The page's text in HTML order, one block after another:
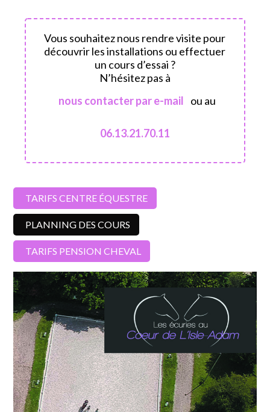
Vous souhaitez nous rendre visite pour
découvrir les installations ou effectuer
un cours d’essai ?
N’hésitez pas à
nous contacter par e-mail ou au
06.13.21.70.11
TARIFS CENTRE ÉQUESTRE
PLANNING DES COURS
TARIFS PENSION CHEVAL